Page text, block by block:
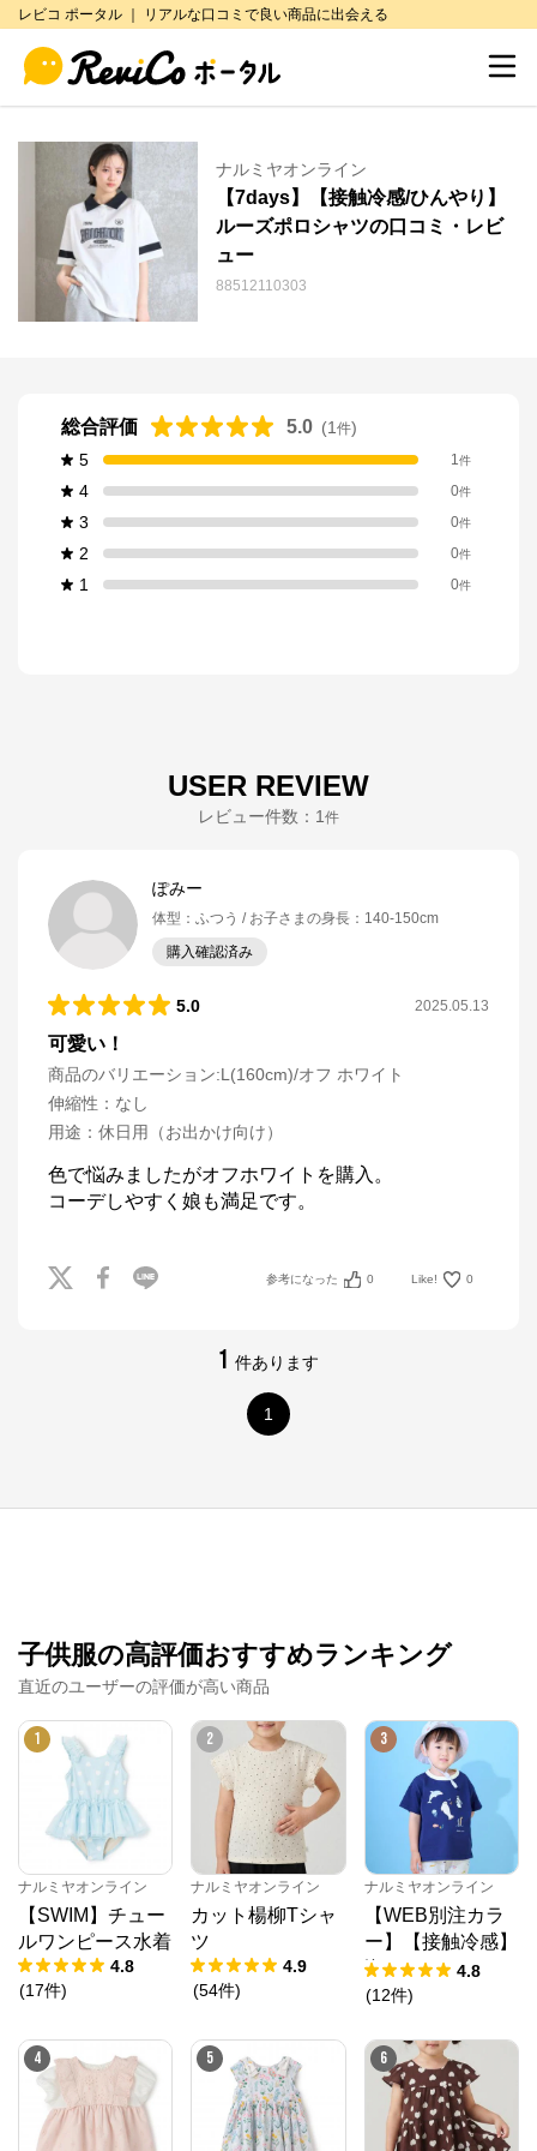
レビコ ポータル ｜ リアルな口コミで良い商品に出会える
ナルミヤオンライン
【7days】【接触冷感/ひんやり】
ルーズポロシャツの口コミ・レビ
ュー
88512110303
総合評価 5.0 (1 件)
5
1件
4 0件
3 0件
2 0件
1 0件
USER REVIEW
レビュー件数： 1 件
ぽみー
体型 ： ふつう お子さまの身長 ： 140-150cm
購入確認済み
5.0 2025.05.13
可愛い！
商品のバリエーション:L(160cm)/オフ ホワイト
伸縮性 ： なし
用途 ： 休日用（お出かけ向け）
色で悩みましたがオフホワイトを購入。
コーデしやすく娘も満足です。
参考になった 0 Like! 0
1 件あります
1
子供服の高評価おすすめランキング
直近のユーザーの評価が高い商品
1
ナルミヤオンライン
【SWIM】チュー
ルワンピース水着
4.8
(17件)
2
ナルミヤオンライン
カット楊柳Tシャ
ツ
4.9
(54件)
3
ナルミヤオンライン
【WEB別注カラ
ー】【接触冷感】
海のいきものアッ
プリケ半袖Tシャ
4.8
(12件)
4 5 6